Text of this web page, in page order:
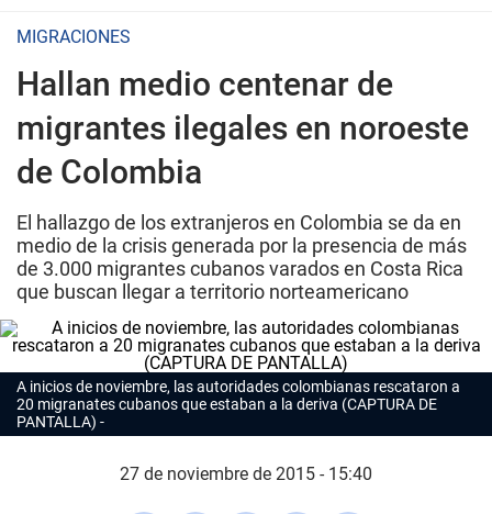
MIGRACIONES
Hallan medio centenar de
migrantes ilegales en noroeste
de Colombia
El hallazgo de los extranjeros en Colombia se da en
medio de la crisis generada por la presencia de más
de 3.000 migrantes cubanos varados en Costa Rica
que buscan llegar a territorio norteamericano
A inicios de noviembre, las autoridades colombianas rescataron a
20 migranates cubanos que estaban a la deriva (CAPTURA DE
PANTALLA)
27 de noviembre de 2015 - 15:40